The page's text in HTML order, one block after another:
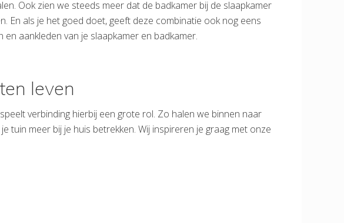
Ook zien we steeds meer dat de badkamer bij de slaapkamer
als je het goed doet, geeft deze combinatie ook nog eens
aankleden van je slaapkamer en badkamer.
leven
verbinding hierbij een grote rol. Zo halen we binnen naar
tuin meer bij je huis betrekken. Wij inspireren je graag met onze